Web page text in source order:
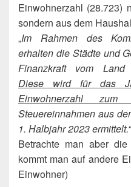
Einwohnerzahl (28.723)
sondern aus dem
„Im Rahmen des
erhalten die Städte und
Finanzkraft vom Land
Diese wird für das
Einwohnerzahl zum
Steuereinnahmen aus
1. Halbjahr 2023 ermittelt.
Betrachte man aber
kommt man auf andere
Einwohner)